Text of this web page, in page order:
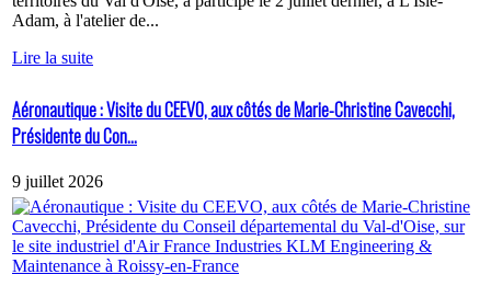
Adam, à l'atelier de...
Lire la suite
Aéronautique : Visite du CEEVO, aux côtés de Marie-Christine Cavecchi,
Présidente du Con...
9 juillet 2026